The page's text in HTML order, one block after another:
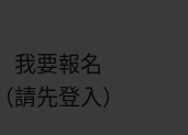
我要報名
（請先登入）